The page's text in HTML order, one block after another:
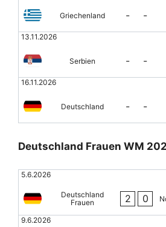
Griechenland - -
13.11.2026
Serbien - -
16.11.2026
Deutschland - -
Deutschland Frauen WM
5.6.2026
Deutschland
Frauen
2 0
9.6.2026